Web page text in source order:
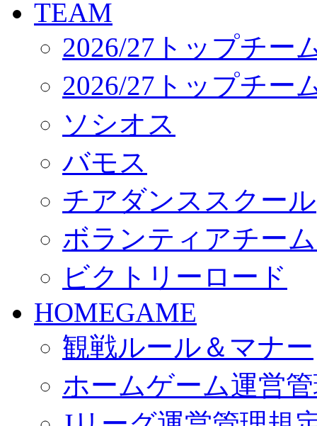
応援プロジェクト
TEAM
2026/27トップチー
2026/27トップチー
ソシオス
バモス
チアダンススクール
ボランティアチー
ビクトリーロード
HOMEGAME
観戦ルール＆マナー
ホームゲーム運営